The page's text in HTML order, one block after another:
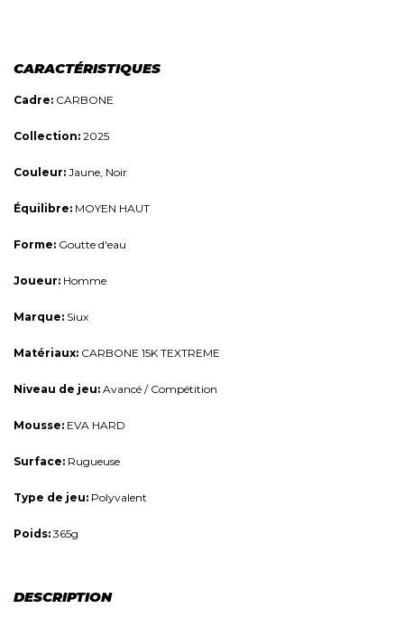
CARACTÉRISTIQUES
Cadre: CARBONE
Collection: 2025
Couleur: Jaune, Noir
Équilibre: MOYEN HAUT
Forme: Goutte d'eau
Joueur: Homme
Marque: Siux
Matériaux: CARBONE 15K TEXTREME
Niveau de jeu: Avancé / Compétition
Mousse: EVA HARD
Surface: Rugueuse
Type de jeu: Polyvalent
Poids: 365g
DESCRIPTION